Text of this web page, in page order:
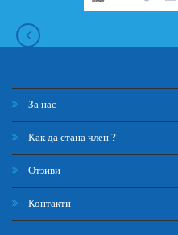
За нас
Как да стана член ?
Отзиви
Контакти